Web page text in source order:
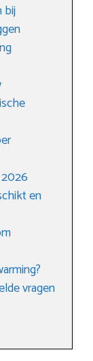
bij
en
vragen